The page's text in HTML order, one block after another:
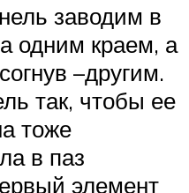
заводим в
одним краем, а
–другим.
так, чтобы ее
тоже
в паз
элемент